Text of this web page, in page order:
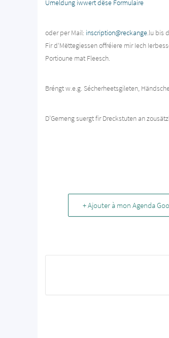
Umeldung iwwert dëse Formulaire
oder per Mail: inscription@reckange.lu bis
Fir d‘Mëttegiessen offréiere mir Iech
Portioune mat Fleesch.
Bréngt w.e.g. Sécherheetsgileten,
D’Gemeng suergt fir Dreckstuten an
+ Ajouter à mon Agenda